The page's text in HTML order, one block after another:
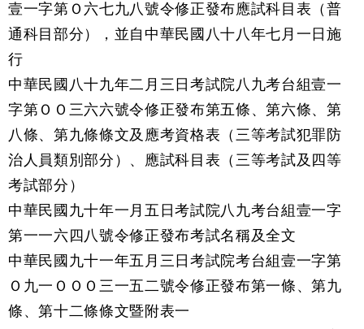
壹一字第Ｏ六七九八號令修正發布應試科目表（普
通科目部分），並自中華民國八十八年七月一日施
行
中華民國八十九年二月三日考試院八九考台組壹一
字第ＯＯ三六六號令修正發布第五條、第六條、第
八條、第九條條文及應考資格表（三等考試犯罪防
治人員類別部分）、應試科目表（三等考試及四等
考試部分）
中華民國九十年一月五日考試院八九考台組壹一字
第一一六四八號令修正發布考試名稱及全文
中華民國九十一年五月三日考試院考台組壹一字第
Ｏ九一ＯＯＯ三一五二號令修正發布第一條、第九
條、第十二條條文暨附表一